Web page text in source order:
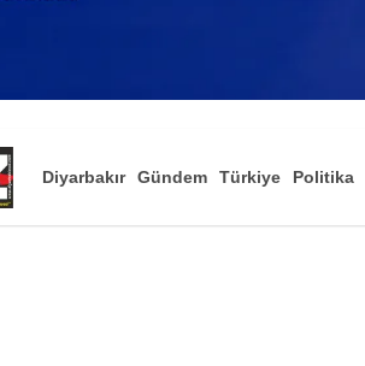
Diyarbakır Gündem Türkiye Politika